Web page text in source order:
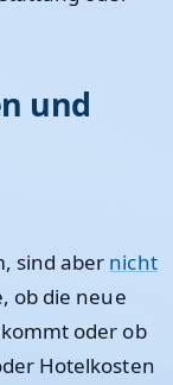
und
sind aber nicht
ob die neue
oder ob
Hotelkosten